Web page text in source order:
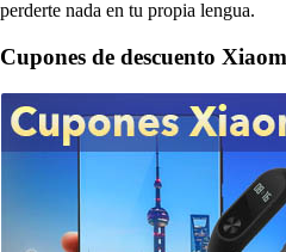
perderte nada en tu propia lengua.
Cupones de descuento